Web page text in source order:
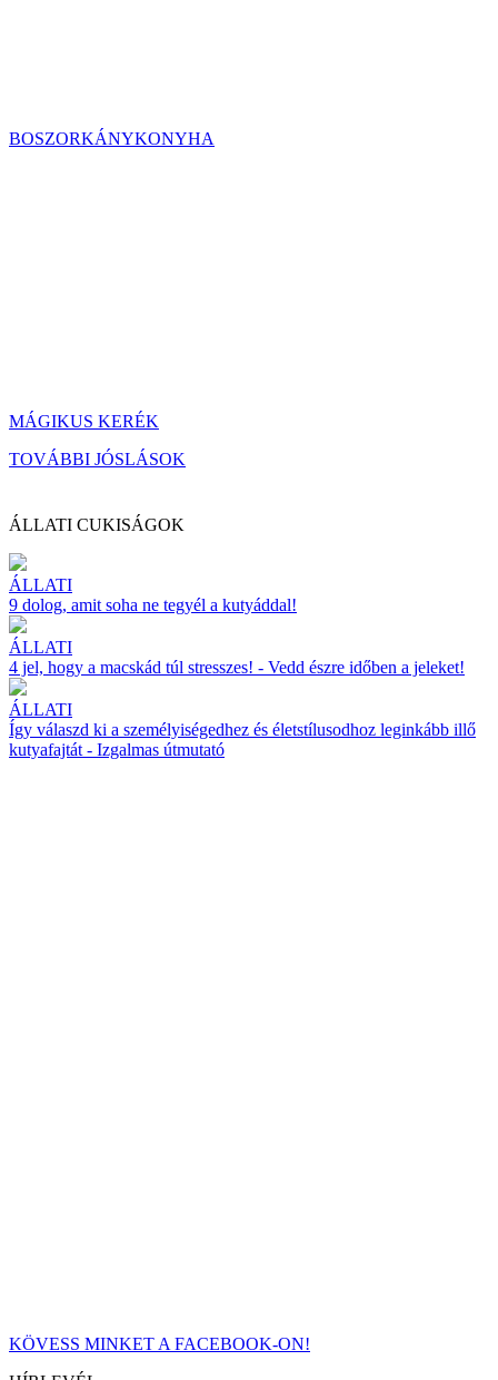
BOSZORKÁNYKONYHA
MÁGIKUS KERÉK
TOVÁBBI JÓSLÁSOK
ÁLLATI CUKISÁGOK
ÁLLATI
9 dolog, amit soha ne tegyél a kutyáddal!
ÁLLATI
4 jel, hogy a macskád túl stresszes! - Vedd észre időben a jeleket!
ÁLLATI
Így válaszd ki a személyiségedhez és életstílusodhoz leginkább illő
kutyafajtát - Izgalmas útmutató
KÖVESS MINKET A FACEBOOK-ON!